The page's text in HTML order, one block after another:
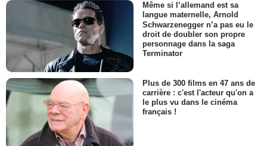
Même si l’allemand est sa
langue maternelle, Arnold
Schwarzenegger n’a pas eu le
droit de doubler son propre
personnage dans la saga
Terminator
Plus de 300 films en 47 ans de
carrière : c'est l'acteur qu'on a
le plus vu dans le cinéma
français !